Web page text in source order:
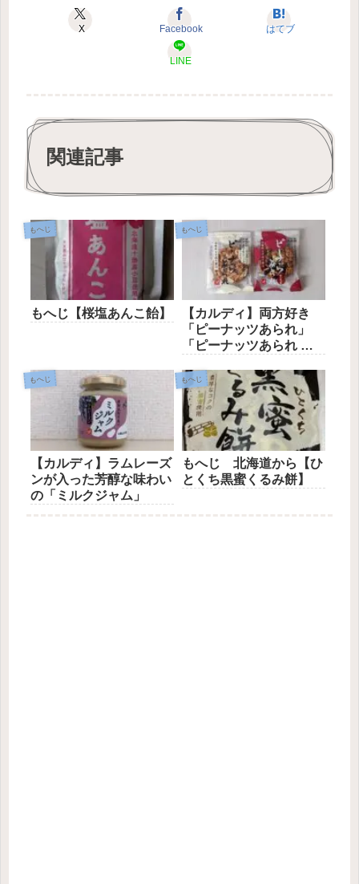
X Facebook はてブ
LINE
関連記事
もへじ
もへじ【桜塩あんこ飴】
もへじ
【カルディ】両方好き
「ピーナッツあられ」
「ピーナッツあられ 黒
もへじ
【カルディ】ラムレーズ
ンが入った芳醇な味わい
の「ミルクジャム」
もへじ
もへじ 北海道から【ひ
とくち黒蜜くるみ餅】